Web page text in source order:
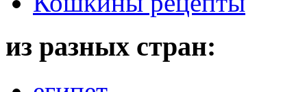
из разных стран: